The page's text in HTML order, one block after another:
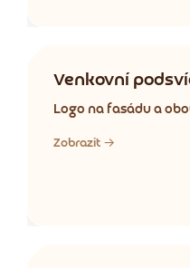
Venkovní
Logo na fasádu a
Zobrazit →